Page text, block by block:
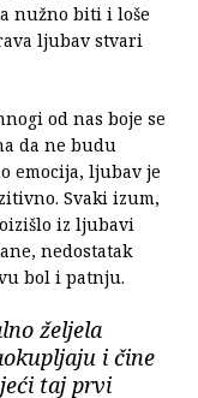
nužno biti i loše
ljubav stvari
od nas boje se
da ne budu
emocija, ljubav je
Svaki izum,
iz ljubavi
nedostatak
bol i patnju.
željela
i čine
taj prvi